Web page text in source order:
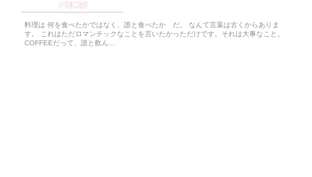
夕刻日誌
料理は 何を食べたかではなく、誰と食べたか だ。 なんて言葉は古くからありま
す。 これはただロマンチックなことを言いたかっただけです。それは大事なこと。
COFFEEだって、誰と飲ん...